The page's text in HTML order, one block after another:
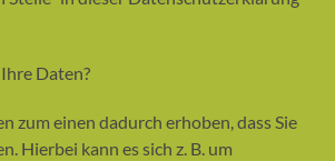
Daten?
zum einen dadurch erhoben, dass Sie
Hierbei kann es sich z. B. um